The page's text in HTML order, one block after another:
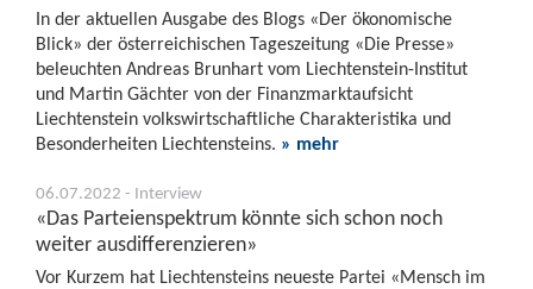
In der aktuellen Ausgabe des Blogs «Der ökonomische
Blick» der österreichischen Tageszeitung «Die Presse»
beleuchten Andreas Brunhart vom Liechtenstein-Institut
und Martin Gächter von der Finanzmarktaufsicht
Liechtenstein volkswirtschaftliche Charakteristika und
Besonderheiten Liechtensteins. » mehr
06.07.2022 - Interview
«Das Parteienspektrum könnte sich schon noch
weiter ausdifferenzieren»
Vor Kurzem hat Liechtensteins neueste Partei «Mensch im